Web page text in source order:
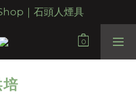
｜石頭人煙具